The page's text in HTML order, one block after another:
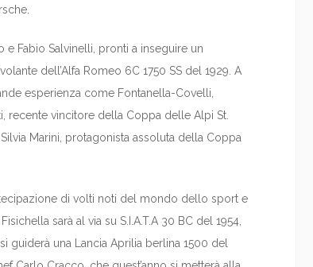
Fabio Salvinelli, pronti a inseguire un
dell’Alfa Romeo 6C 1750 SS del 1929. A
esperienza come Fontanella-Covelli,
recente vincitore della Coppa delle Alpi St.
Marini, protagonista assoluta della Coppa
di volti noti del mondo dello sport e
sarà al via su S.I.A.T.A 30 BC del 1954,
una Lancia Aprilia berlina 1500 del